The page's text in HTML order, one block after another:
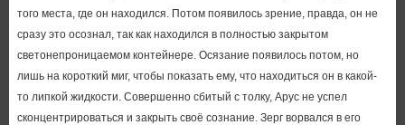
того места, где он находился. Потом появилось зрение, правда, он не
сразу это осознал, так как находился в полностью закрытом
светонепроницаемом контейнере. Осязание появилось потом, но
лишь на короткий миг, чтобы показать ему, что находиться он в какой-
то липкой жидкости. Совершенно сбитый с толку, Арус не успел
сконцентрироваться и закрыть своё сознание. Зерг ворвался в его